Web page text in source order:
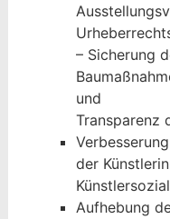
– Sicherung
und
Transparenz
der
Aufhebung